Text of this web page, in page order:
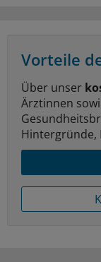
Vorteile
Über unser
Ärztinnen
Hintergründe,